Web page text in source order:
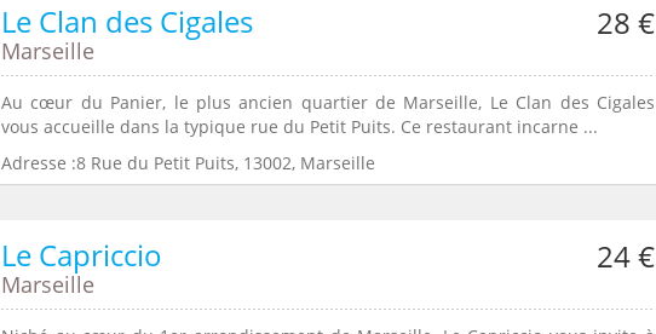
Le Clan des Cigales 28 €
Marseille
Au cœur du Panier, le plus ancien quartier de Marseille, Le Clan des Cigales
vous accueille dans la typique rue du Petit Puits. Ce restaurant incarne ...
Adresse :8 Rue du Petit Puits, 13002, Marseille
Le Capriccio 24 €
Marseille